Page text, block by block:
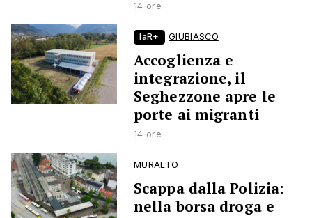
14 ore
laR+ GIUBIASCO
Accoglienza e
integrazione, il
Seghezzone apre le
porte ai migranti
14 ore
MURALTO
Scappa dalla Polizia:
nella borsa droga e